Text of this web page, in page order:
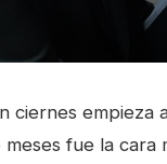
ciernes empieza
fue la cara